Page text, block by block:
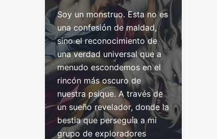
Soy un monstruo. Esta no es
una confesión de maldad,
sino el reconocimiento de
una verdad universal que a
menudo escondemos en el
rincón más oscuro de
nuestra psique. A través de
un sueño revelador, donde la
bestia que perseguía a mi
grupo de exploradores